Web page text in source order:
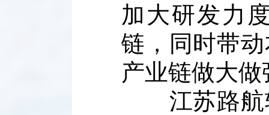
加大研发力
链，同时带
产业链做大做
江苏路航